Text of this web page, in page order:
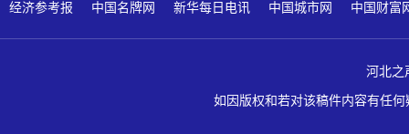
经济参考报 中国名牌网 新华每日电讯 中国城市网 中国财富
河北之
如因版权和若对该稿件内容有任